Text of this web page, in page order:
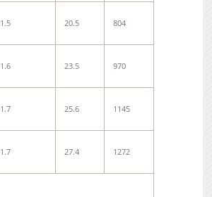
1.5 20.5 804
1.6 23.5 970
1.7 25.6 1145
1.7 27.4 1272